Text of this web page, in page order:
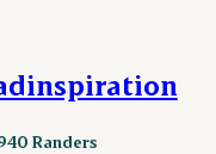
Randers